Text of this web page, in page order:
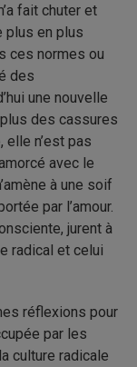
fait chuter et
plus en plus
ces normes ou
des
une nouvelle
des cassures
n’est pas
avec le
à une soif
par l’amour.
jurent à
radical et celui
réflexions pour
par les
culture radicale